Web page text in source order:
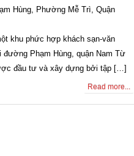
Hùng, Phường Mễ Trì, Quận
khu phức hợp khách sạn-văn
Phạm Hùng, quận Nam Từ
đầu tư và xây dựng bởi tập […]
Read more...